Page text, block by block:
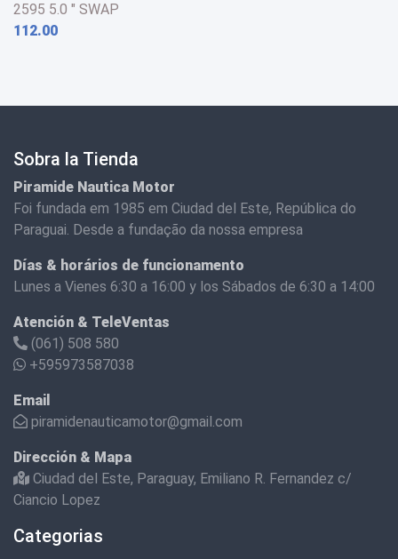
2595 5.0 " SWAP
112.00
Sobra la Tienda
Piramide Nautica Motor
Foi fundada em 1985 em Ciudad del Este, República do
Paraguai. Desde a fundação da nossa empresa
Días & horários de funcionamento
Lunes a Vienes 6:30 a 16:00 y los Sábados de 6:30 a 14:00
Atención & TeleVentas
(061) 508 580
+595973587038
Email
piramidenauticamotor@gmail.com
Dirección & Mapa
Ciudad del Este, Paraguay, Emiliano R. Fernandez c/
Ciancio Lopez
Categorias